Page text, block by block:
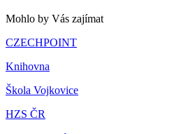
Mohlo by Vás zajímat
CZECHPOINT
Knihovna
Škola Vojkovice
HZS ČR